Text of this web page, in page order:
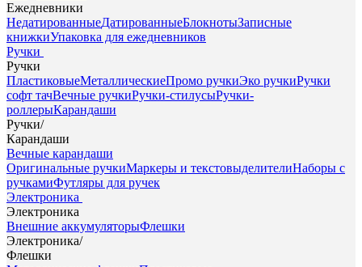
Ежедневники
НедатированныеДатированныеБлокнотыЗаписные
книжкиУпаковка для ежедневников
Ручки
Ручки
ПластиковыеМеталлическиеПромо ручкиЭко ручкиРучки
софт тачВечные ручкиРучки-стилусыРучки-
роллерыКарандаши
Ручки/
Карандаши
Вечные карандаши
Оригинальные ручкиМаркеры и текстовыделителиНаборы с
ручкамиФутляры для ручек
Электроника
Электроника
Внешние аккумуляторыФлешки
Электроника/
Флешки